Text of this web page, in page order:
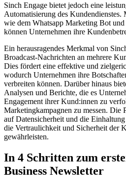
Sinch Engage bietet jedoch eine
Automatisierung des
wie dem Whatsapp Marketing Bot
können Unternehmen ihre
Ein herausragendes Merkmal von
Broadcast-Nachrichten an mehrere
Dies fördert eine effektive und
wodurch Unternehmen ihre
verbreiten können. Darüber hinaus
Analysen und Berichte, die es
Engagement ihrer Kund:innen zu
Marketingkampagnen zu messen. Die
auf Datensicherheit und die
die Vertraulichkeit und Sicherheit der
gewährleisten.
In 4 Schritten zum
Business Newsletter